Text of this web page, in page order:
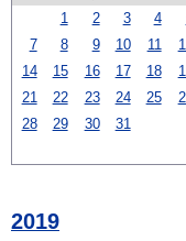
1
2 3 4
7
8 9 10 11
14
15 16 17 18
21
22 23 24 25
28
29 30 31
2019